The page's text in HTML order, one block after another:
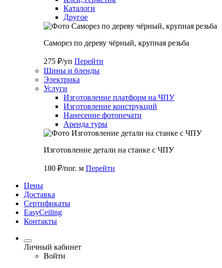
Каталоги
Другое
Саморез по дереву чёрный, крупная резьба
275 ₽/уп Перейти
Шины и бленды
Электрика
Услуги
Изготовление платформ на ЧПУ
Изготовление конструкций
Нанесение фотопечати
Аренда туры
Изготовление детали на станке с ЧПУ
180 ₽/пог. м Перейти
Цены
Доставка
Cертификаты
EasyCeiling
Контакты
Личный кабинет
Войти